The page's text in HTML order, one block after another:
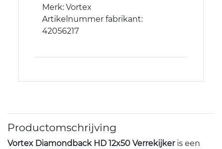
Merk: Vortex
Artikelnummer fabrikant:
42056217
Productomschrijving
Vortex Diamondback HD 12x50 Verrekijkeris een